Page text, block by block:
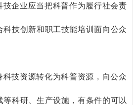
企业应当把科普作为履行社会责
科技创新和职工技能培训面向公众
科技资源转化为科普资源，向公众
等科研、生产设施，有条件的可以